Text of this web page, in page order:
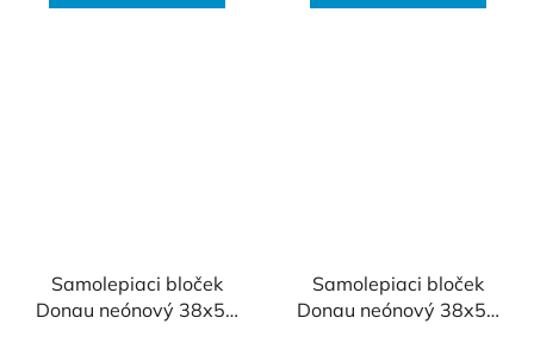
Samolepiaci bloček
Donau neónový 38x51
Samolepiaci bloček
Donau neónový 38x51